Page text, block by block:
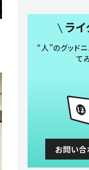
ライ
“人”のグッド
て
お問い